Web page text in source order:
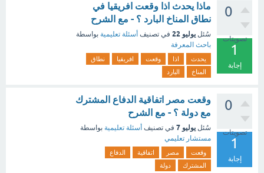
0
تصويتات
1
إجابة
ماذا يحدث اذا وقعت افريقيا في
نطاق المناخ البارد ؟ - مع الشرح
سُئل يوليو 22 في تصنيف أسئلة تعليمية بواسطة
باحث المعرفة
يحدث اذا وقعت افريقيا
نطاق
المناخ
البارد
0
تصويتات
1
إجابة
وقعت مصر اتفاقية الدفاع المشترك
مع دولة ؟ - مع الشرح
سُئل يوليو 7 في تصنيف أسئلة تعليمية بواسطة
مستشار تعليمي
وقعت مصر اتفاقية
الدفاع
المشترك
دولة